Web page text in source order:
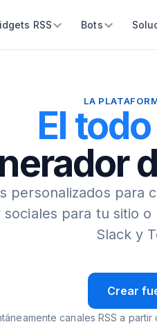
RSS Bots
LA
El
personalizados para
sociales para tu sitio
Slack y
Crear
canales RSS a